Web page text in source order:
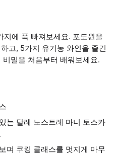
에 푹 빠져보세요. 포도원을
고, 5가지 유기농 와인을 즐긴
밀을 처음부터 배워보세요.
는 달레 노스트레 마니 토스카
며 쿠킹 클래스를 멋지게 마무